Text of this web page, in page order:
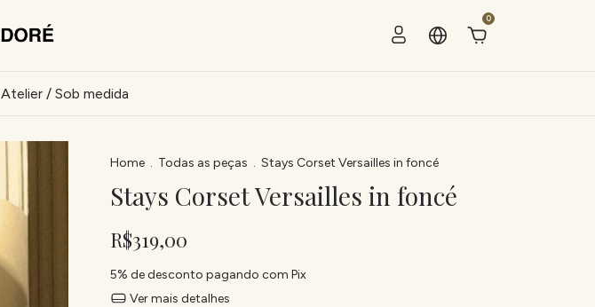
0
Atelier / Sob medida
Home . Todas as peças . Stays Corset Versailles in foncé
Stays Corset Versailles in foncé
R$319,00
5% de desconto pagando com Pix
Ver mais detalhes